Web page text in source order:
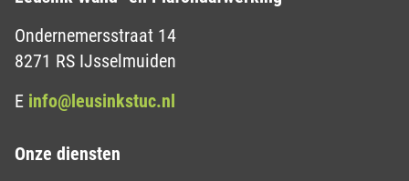
Ondernemersstraat 14
8271 RS IJsselmuiden
E info@leusinkstuc.nl
Onze diensten